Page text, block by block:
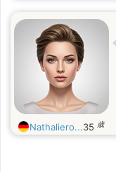
Nathaliero...35 歳